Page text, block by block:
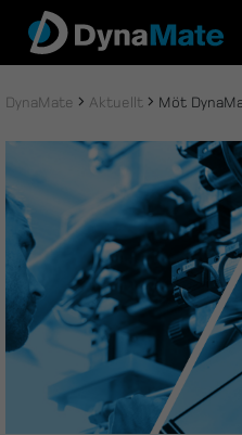
content
DynaMate Aktuellt Möt